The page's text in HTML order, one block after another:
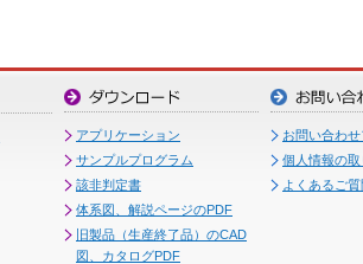
アプリケーション
サンプルプログラム
該非判定書
体系図、解説ページのPDF
旧製品（生産終了品）のCAD
図、カタログPDF
お問い合わ
個人情報の
よくあるご